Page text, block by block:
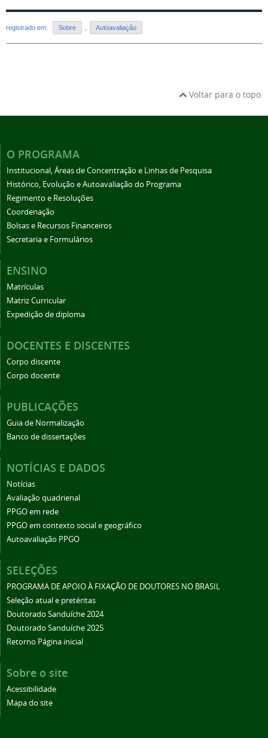
registrado em: Sobre Autoavaliação
Voltar para o topo
O PROGRAMA
Institucional, Áreas de Concentração e Linhas de Pesquisa
Histórico, Evolução e Autoavaliação do Programa
Regimento e Resoluções
Coordenação
Bolsas e Recursos Financeiros
Secretaria e Formulários
ENSINO
Matrículas
Matriz Curricular
Expedição de diploma
DOCENTES E DISCENTES
Corpo discente
Corpo docente
PUBLICAÇÕES
Guia de Normalização
Banco de dissertações
NOTÍCIAS E DADOS
Notícias
Avaliação quadrienal
PPGO em rede
PPGO em contexto social e geográfico
Autoavaliação PPGO
SELEÇÕES
PROGRAMA DE APOIO À FIXAÇÃO DE DOUTORES NO BRASIL
Seleção atual e pretéritas
Doutorado Sanduíche 2024
Doutorado Sanduíche 2025
Retorno Página inicial
Sobre o site
Acessibilidade
Mapa do site